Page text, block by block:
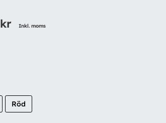
kr Inkl. moms
Röd